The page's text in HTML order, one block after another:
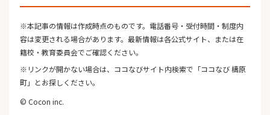
※本記事の情報は作成時点のものです。電話番号・受付時間・制度内
容は変更される場合があります。最新情報は各公式サイト、または在
籍校・教育委員会でご確認ください。
※リンクが開かない場合は、ココなびサイト内検索で「ココなび 檮原
町」とお探しください。
© Cocon inc.